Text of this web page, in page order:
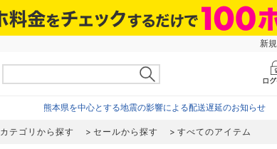
新
熊本県を中心とする地震の影響による配送遅延のお知らせ
カテゴリから探す セールから探す すべてのアイテム